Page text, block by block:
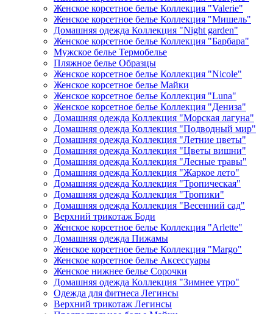
Женское корсетное белье Коллекция "Valerie"
Женское корсетное белье Коллекция "Мишель"
Домашняя одежда Коллекция "Night garden"
Женское корсетное белье Коллекция "Барбара"
Мужское белье Термобелье
Пляжное белье Образцы
Женское корсетное белье Коллекция "Nicole"
Женское корсетное белье Майки
Женское корсетное белье Коллекция "Luna"
Женское корсетное белье Коллекция "Дениза"
Домашняя одежда Коллекция "Морская лагуна"
Домашняя одежда Коллекция "Подводный мир"
Домашняя одежда Коллекция "Летние цветы"
Домашняя одежда Коллекция "Цветы вишни"
Домашняя одежда Коллекция "Лесные травы"
Домашняя одежда Коллекция "Жаркое лето"
Домашняя одежда Коллекция "Тропическая"
Домашняя одежда Коллекция "Тропики"
Домашняя одежда Коллекция "Весенний сад"
Верхний трикотаж Боди
Женское корсетное белье Коллекция "Arlette"
Домашняя одежда Пижамы
Женское корсетное белье Коллекция "Margo"
Женское корсетное белье Аксессуары
Женское нижнее белье Сорочки
Домашняя одежда Коллекция "Зимнее утро"
Одежда для фитнеса Легинсы
Верхний трикотаж Легинсы